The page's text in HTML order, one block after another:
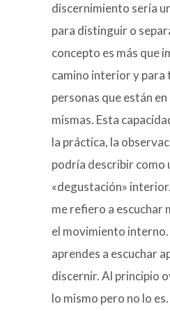
discernimiento sería
para distinguir o
concepto es más que
camino interior y para
personas que están
mismas. Esta
la práctica, la
podría describir como
«degustación»
me refiero a escuchar
el movimiento
aprendes a escuchar
discernir. Al principio
lo mismo pero no lo